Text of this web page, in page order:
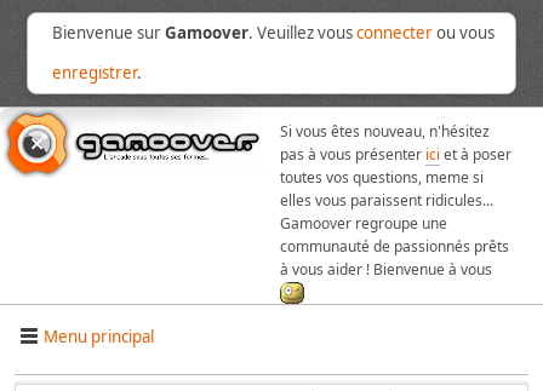
Bienvenue surGamoover. Veuillez vousconnecterou vous
enregistrer.
Si vous êtes nouveau, n'hésitez
pas à vous présenter ici et à poser
toutes vos questions, meme si
elles vous paraissent ridicules...
Gamoover regroupe une
communauté de passionnés prêts
à vous aider ! Bienvenue à vous
Menu principal